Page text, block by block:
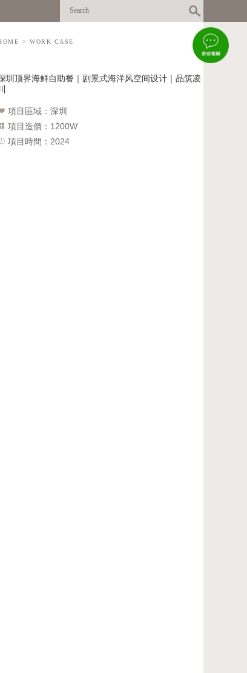
> WORK CASE
圳顶界海鲜自助餐｜剧景式海洋风空间设计｜品筑凌
川
項目區域：深圳
項目造價：1200W
項目時間：2024